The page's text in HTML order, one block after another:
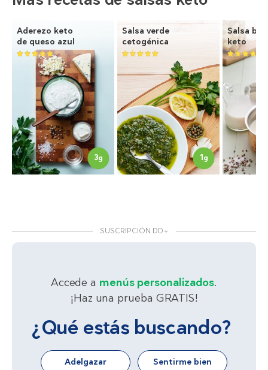
Aderezo keto
de queso azul
3g
Salsa verde
cetogénica
1g
Salsa
keto
SUSCRIPCIÓN DD+
Accede a menús personalizados.
¡Haz una prueba GRATIS!
¿Qué estás buscando?
Adelgazar Sentirme bien